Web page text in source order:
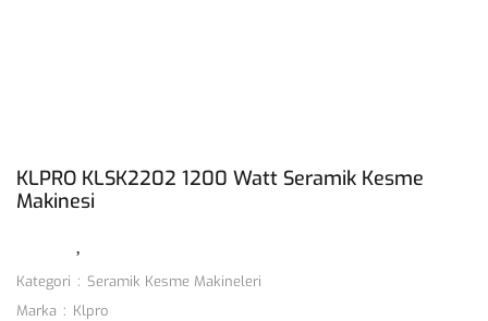
KLPRO KLSK2202 1200 Watt Seramik Kesme
Makinesi
Kategori
Seramik Kesme Makineleri
Marka
Klpro